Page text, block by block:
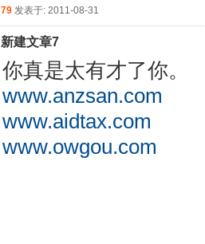
79 发表于: 2011-08-31
新建文章7
你真是太有才了你。
www.anzsan.com
www.aidtax.com
www.owgou.com